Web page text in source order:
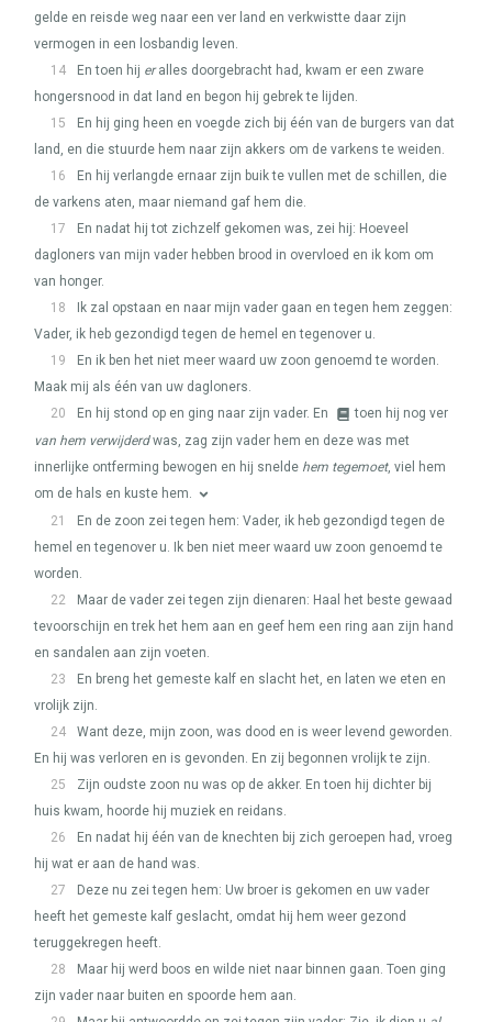
gelde en reisde weg naar een ver land en verkwistte daar zijn
vermogen in een losbandig leven.
14
En toen hij eralles doorgebracht had, kwam er een zware
hongersnood in dat land en begon hij gebrek te lijden.
15
En hij ging heen en voegde zich bij één van de burgers van dat
land, en die stuurde hem naar zijn akkers om de varkens te weiden.
16
En hij verlangde ernaar zijn buik te vullen met de schillen, die
de varkens aten, maar niemand gaf hem die.
17
En nadat hij tot zichzelf gekomen was, zei hij: Hoeveel
dagloners van mijn vader hebben brood in overvloed en ik kom om
van honger.
18
Ik zal opstaan en naar mijn vader gaan en tegen hem zeggen:
Vader, ik heb gezondigd tegen de hemel en tegenover u.
19
En ik ben het niet meer waard uw zoon genoemd te worden.
Maak mij als één van uw dagloners.
20
En hij stond op en ging naar zijn vader. En
toen hij nog ver
van hem verwijderdwas, zag zijn vader hem en deze was met
innerlijke ontferming bewogen en hij snelde hem tegemoet, viel hem
om de hals en kuste hem.
21
En de zoon zei tegen hem: Vader, ik heb gezondigd tegen de
hemel en tegenover u. Ik ben niet meer waard uw zoon genoemd te
worden.
22
Maar de vader zei tegen zijn dienaren: Haal het beste gewaad
tevoorschijn en trek het hem aan en geef hem een ring aan zijn hand
en sandalen aan zijn voeten.
23
En breng het gemeste kalf en slacht het, en laten we eten en
vrolijk zijn.
24
Want deze, mijn zoon, was dood en is weer levend geworden.
En hij was verloren en is gevonden. En zij begonnen vrolijk te zijn.
25
Zijn oudste zoon nu was op de akker. En toen hij dichter bij
huis kwam, hoorde hij muziek en reidans.
26
En nadat hij één van de knechten bij zich geroepen had, vroeg
hij wat er aan de hand was.
27
Deze nu zei tegen hem: Uw broer is gekomen en uw vader
heeft het gemeste kalf geslacht, omdat hij hem weer gezond
teruggekregen heeft.
28
Maar hij werd boos en wilde niet naar binnen gaan. Toen ging
zijn vader naar buiten en spoorde hem aan.